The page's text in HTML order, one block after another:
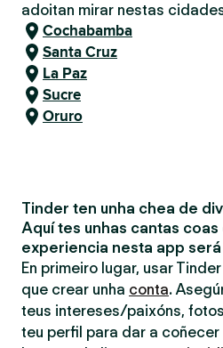
adoitan mirar nestas
Cochabamba
Santa Cruz
La Paz
Sucre
Oruro
Tinder ten unha chea de
Aquí tes unhas cantas coas
experiencia nesta app
En primeiro lugar, usar
que crear unha conta.
teus intereses/paixóns,
teu perfil para dar a